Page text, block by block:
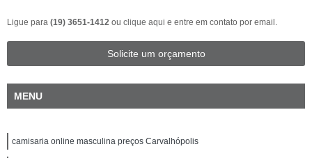
Ligue para (19) 3651-1412 ou clique aqui e entre em contato por email.
Solicite um orçamento
MENU
camisaria online masculina preços Carvalhópolis